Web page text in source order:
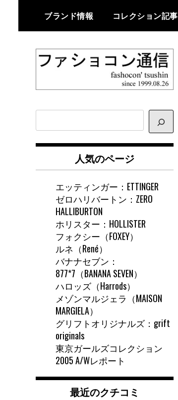
content
ブランド情報 コレクション記事
ファショコン通
信
ザイナーの観点からファッション
とモードを分析するファッション
イ
ト
人気のページ
エッティンガー：ETTINGER
ゼロハリバートン：ZERO
HALLIBURTON
ホリスター：HOLLISTER
フォクシー（FOXEY）
ルネ（René）
バナナセブン：
877*7（BANANA SEVEN）
ハロッズ（Harrods）
メゾンマルジェラ（MAISON
MARGIELA）
グリフトオリジナルズ：grift
originals
東京ガールズコレクション
2005 A/Wレポート
最近のクチコミ